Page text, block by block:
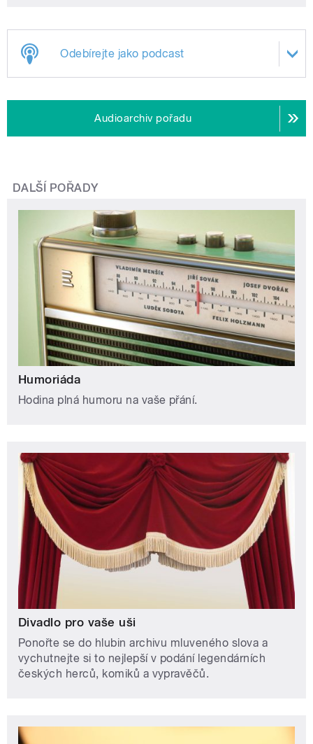
Odebírejte jako podcast
Audioarchiv pořadu
DALŠÍ POŘADY
Humoriáda
Hodina plná humoru na vaše přání.
Divadlo pro vaše uši
Ponořte se do hlubin archivu mluveného slova a
vychutnejte si to nejlepší v podání legendárních
českých herců, komiků a vypravěčů.